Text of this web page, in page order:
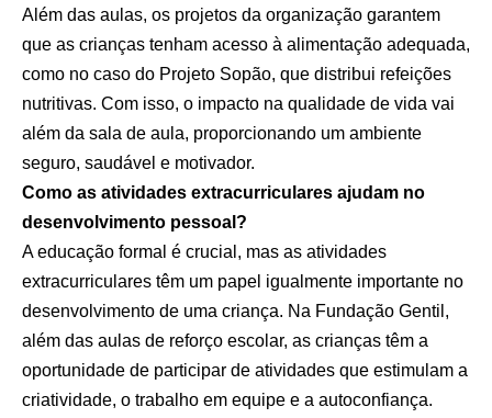
Além das aulas, os projetos da organização garantem
que as crianças tenham acesso à alimentação adequada,
como no caso do Projeto Sopão, que distribui refeições
nutritivas. Com isso, o impacto na qualidade de vida vai
além da sala de aula, proporcionando um ambiente
seguro, saudável e motivador.
Como as atividades extracurriculares ajudam no
desenvolvimento pessoal?
A educação formal é crucial, mas as atividades
extracurriculares têm um papel igualmente importante no
desenvolvimento de uma criança. Na Fundação Gentil,
além das aulas de reforço escolar, as crianças têm a
oportunidade de participar de atividades que estimulam a
criatividade, o trabalho em equipe e a autoconfiança.